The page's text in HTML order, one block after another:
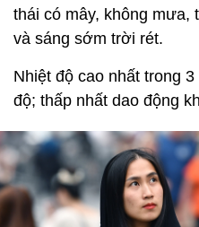
thái có mây, không
và sáng sớm trời rét.
Nhiệt độ cao nhất trong
độ; thấp nhất dao động